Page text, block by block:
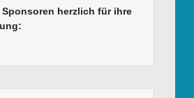
herzlich für ihre